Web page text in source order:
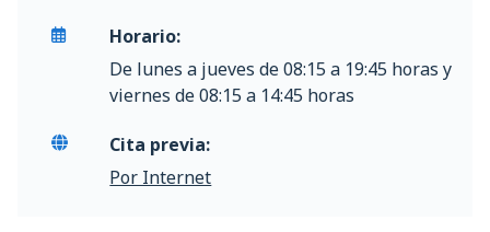
Horario:
De lunes a jueves de 08:15 a 19:45 horas y
viernes de 08:15 a 14:45 horas
Cita previa:
Por Internet